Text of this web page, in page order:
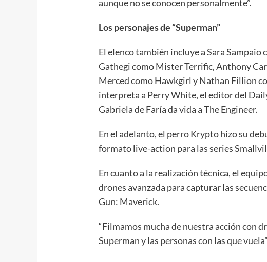
aunque no se conocen personalmente”.
Los personajes de “Superman”
El elenco también incluye a Sara Sampaio
Gathegi como Mister Terrific, Anthony
Merced como Hawkgirl y Nathan Fillion
interpreta a Perry White, el editor del
Gabriela de Faría da vida a The Engineer.
En el adelanto, el perro Krypto hizo su
formato live-action para las series
En cuanto a la realización técnica, el
drones avanzada para capturar las
Gun: Maverick.
“Filmamos mucha de nuestra acción con
Superman y las personas con las que